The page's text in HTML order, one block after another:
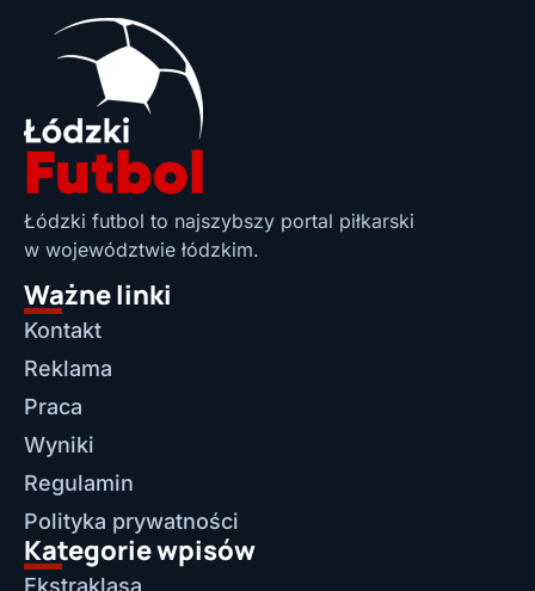
Łódzki futbol to najszybszy portal piłkarski
w województwie łódzkim.
Ważne linki
Kontakt
Reklama
Praca
Wyniki
Regulamin
Polityka prywatności
Kategorie wpisów
Ekstraklasa